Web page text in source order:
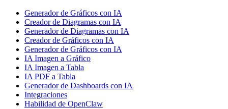
Generador de Gráficos con IA
Creador de Diagramas con IA
Generador de Diagramas con IA
Creador de Gráficos con IA
Generador de Gráficos con IA
IA Imagen a Gráfico
IA Imagen a Tabla
IA PDF a Tabla
Generador de Dashboards con IA
Integraciones
Habilidad de OpenClaw